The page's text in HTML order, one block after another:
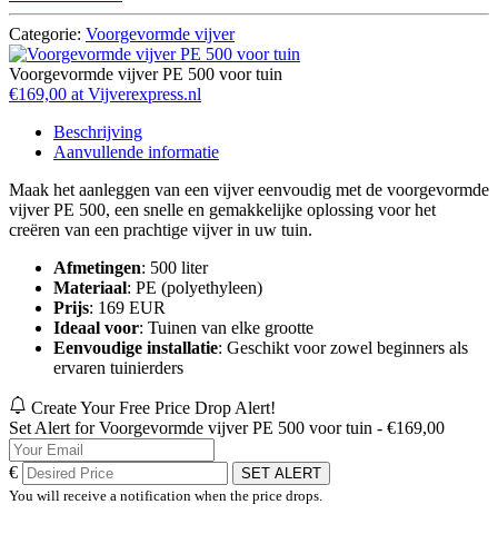
Categorie: Voorgevormde vijver
Voorgevormde vijver PE 500 voor tuin
€169,00 at Vijverexpress.nl
Beschrijving
Aanvullende informatie
Maak het aanleggen van een vijver eenvoudig met de voorgevormde
vijver PE 500, een snelle en gemakkelijke oplossing voor het
creëren van een prachtige vijver in uw tuin.
Afmetingen: 500 liter
Materiaal: PE (polyethyleen)
Prijs: 169 EUR
Ideaal voor: Tuinen van elke grootte
Eenvoudige installatie: Geschikt voor zowel beginners als
ervaren tuinierders
Create Your Free Price Drop Alert!
Set Alert for Voorgevormde vijver PE 500 voor tuin - €169,00
€
SET ALERT
You will receive a notification when the price drops.